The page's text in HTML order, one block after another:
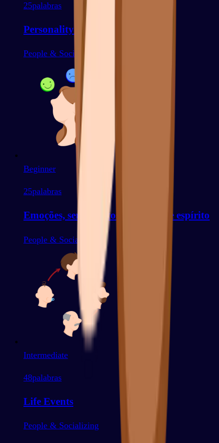
25palabras
Personality Traits
People & Socializing
Beginner
25palabras
Emoções, sentimentos e estados de espírito
People & Socializing
Intermediate
48palabras
Life Events
People & Socializing